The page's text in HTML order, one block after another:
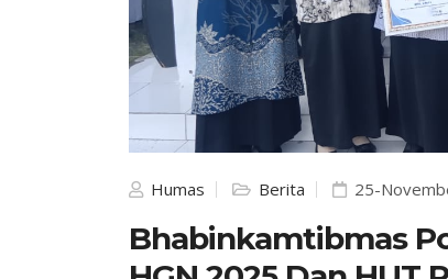
Humas Berita 25-
Bhabinkamtibmas